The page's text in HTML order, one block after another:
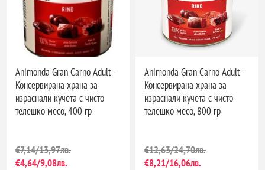
Animonda Gran Carno Adult -
Консервирана храна за
израснали кучета с чисто
телешко месо, 400 гр
€7,14/13,97лв.
€4,64/9,08лв.
Animonda Gran Carno Adult -
Консервирана храна за
израснали кучета с чисто
телешко месо, 800 гр
€12,63/24,70лв.
€8,21/16,06лв.